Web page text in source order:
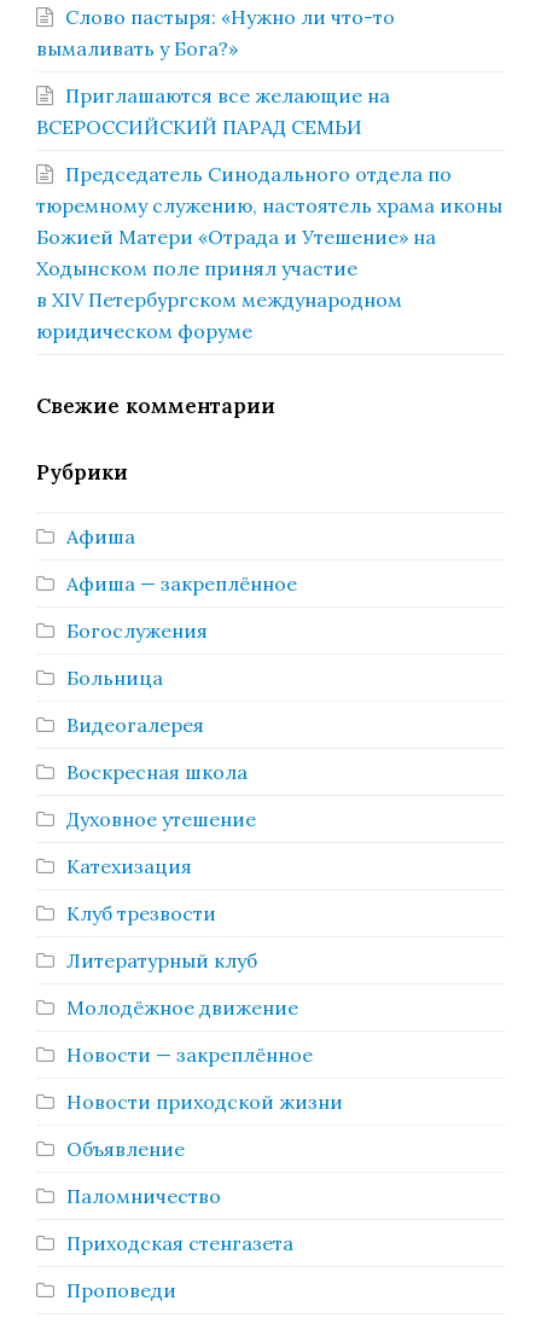
Слово пастыря: «Нужно ли что-то
вымаливать у Бога?»
Приглашаются все желающие на
ВСЕРОССИЙСКИЙ ПАРАД СЕМЬИ
Председатель Синодального отдела по
тюремному служению, настоятель храма иконы
Божией Матери «Отрада и Утешение» на
Ходынском поле принял участие
в XIV Петербургском международном
юридическом форуме
Свежие комментарии
Рубрики
Афиша
Афиша — закреплённое
Богослужения
Больница
Видеогалерея
Воскресная школа
Духовное утешение
Катехизация
Клуб трезвости
Литературный клуб
Молодёжное движение
Новости — закреплённое
Новости приходской жизни
Объявление
Паломничество
Приходская стенгазета
Проповеди